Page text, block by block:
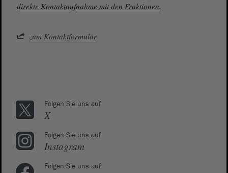
direkte Kontaktaufnahme mit den Fraktionen.
zum Kontaktformular
Folgen Sie uns auf
X
Folgen Sie uns auf
Instagram
Folgen Sie uns auf